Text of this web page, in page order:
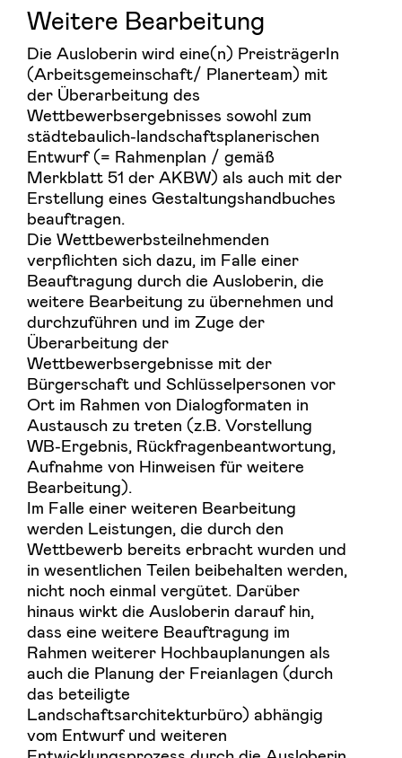
Weitere Bearbeitung
Die Ausloberin wird eine(n) PreisträgerIn
(Arbeitsgemeinschaft/ Planerteam) mit
der Überarbeitung des
Wettbewerbsergebnisses sowohl zum
städtebaulich-landschaftsplanerischen
Entwurf (= Rahmenplan / gemäß
Merkblatt 51 der AKBW) als auch mit der
Erstellung eines Gestaltungshandbuches
beauftragen.
Die Wettbewerbsteilnehmenden
verpflichten sich dazu, im Falle einer
Beauftragung durch die Ausloberin, die
weitere Bearbeitung zu übernehmen und
durchzuführen und im Zuge der
Überarbeitung der
Wettbewerbsergebnisse mit der
Bürgerschaft und Schlüsselpersonen vor
Ort im Rahmen von Dialogformaten in
Austausch zu treten (z.B. Vorstellung
WB-Ergebnis, Rückfragenbeantwortung,
Aufnahme von Hinweisen für weitere
Bearbeitung).
Im Falle einer weiteren Bearbeitung
werden Leistungen, die durch den
Wettbewerb bereits erbracht wurden und
in wesentlichen Teilen beibehalten werden,
nicht noch einmal vergütet. Darüber
hinaus wirkt die Ausloberin darauf hin,
dass eine weitere Beauftragung im
Rahmen weiterer Hochbauplanungen als
auch die Planung der Freianlagen (durch
das beteiligte
Landschaftsarchitekturbüro) abhängig
vom Entwurf und weiteren